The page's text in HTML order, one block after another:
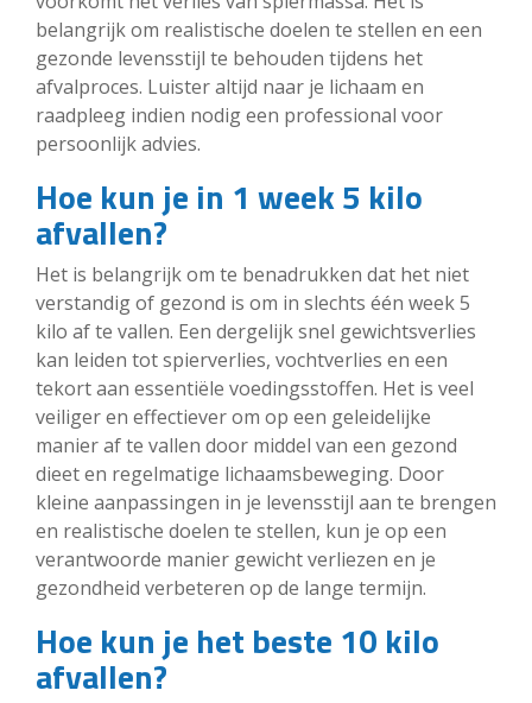
belangrijk om realistische doelen te stellen en een
gezonde levensstijl te behouden tijdens het
afvalproces. Luister altijd naar je lichaam en
raadpleeg indien nodig een professional voor
persoonlijk advies.
Hoe kun je in 1 week 5 kilo
afvallen?
Het is belangrijk om te benadrukken dat het niet
verstandig of gezond is om in slechts één week 5
kilo af te vallen. Een dergelijk snel gewichtsverlies
kan leiden tot spierverlies, vochtverlies en een
tekort aan essentiële voedingsstoffen. Het is veel
veiliger en effectiever om op een geleidelijke
manier af te vallen door middel van een gezond
dieet en regelmatige lichaamsbeweging. Door
kleine aanpassingen in je levensstijl aan te brengen
en realistische doelen te stellen, kun je op een
verantwoorde manier gewicht verliezen en je
gezondheid verbeteren op de lange termijn.
Hoe kun je het beste 10 kilo
afvallen?